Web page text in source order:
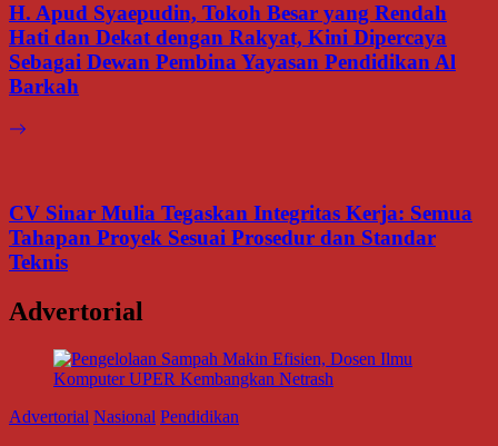
H. Apud Syaepudin, Tokoh Besar yang Rendah
Hati dan Dekat dengan Rakyat, Kini Dipercaya
Sebagai Dewan Pembina Yayasan Pendidikan Al
Barkah
CV Sinar Mulia Tegaskan Integritas Kerja: Semua
Tahapan Proyek Sesuai Prosedur dan Standar
Teknis
Advertorial
Advertorial Nasional Pendidikan